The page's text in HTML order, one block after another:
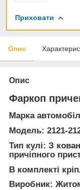
Приховати
Опис
Опис
Фаркоп
Марка
Модель: 2121-
Тип кулі: З
причіпного
В комплекті
Виробник: